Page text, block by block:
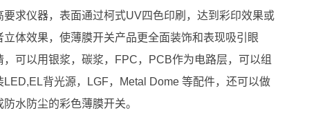
要求仪器，表面通过柯式UV四色印刷，达到彩印效果或
立体效果，使薄膜开关产品更全面装饰和表现吸引眼
，可以用银浆，碳浆，FPC，PCB作为电路层，可以组
LED,EL背光源，LGF，Metal Dome 等配件，还可以做
防水防尘的彩色薄膜开关。